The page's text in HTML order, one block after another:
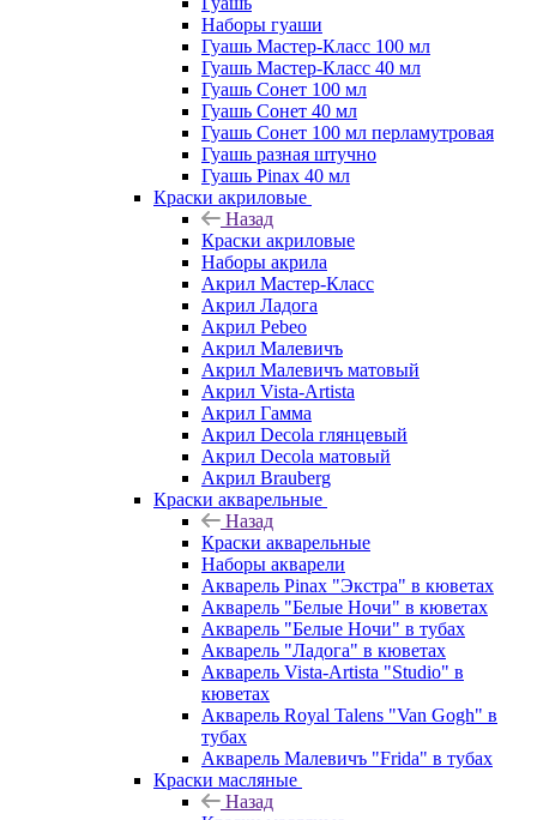
Наборы гуаши
Гуашь Мастер-Класс 100 мл
Гуашь Мастер-Класс 40 мл
Гуашь Сонет 100 мл
Гуашь Сонет 40 мл
Гуашь Сонет 100 мл перламутровая
Гуашь разная штучно
Гуашь Pinax 40 мл
Краски акриловые
Назад
Краски акриловые
Наборы акрила
Акрил Мастер-Класс
Акрил Ладога
Акрил Pebeo
Акрил Малевичъ
Акрил Малевичъ матовый
Акрил Vista-Artista
Акрил Гамма
Акрил Decola глянцевый
Акрил Decola матовый
Акрил Brauberg
Краски акварельные
Назад
Краски акварельные
Наборы акварели
Акварель Pinax "Экстра" в кюветах
Акварель "Белые Ночи" в кюветах
Акварель "Белые Ночи" в тубах
Акварель "Ладога" в кюветах
Акварель Vista-Artista "Studio" в
кюветах
Акварель Royal Talens "Van Gogh" в
тубах
Акварель Малевичъ "Frida" в тубах
Краски масляные
Назад